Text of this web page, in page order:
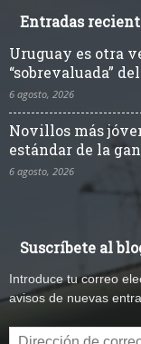
Entradas
Uruguay es otra
“sobrevaluada”
6 agosto, 2026
Novillos más
estándar de la
6 agosto, 2026
Suscríbete al
Introduce tu correo
avisos de nuevas
Dirección